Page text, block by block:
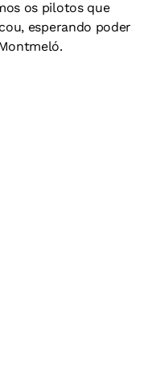
os pilotos que
esperando poder